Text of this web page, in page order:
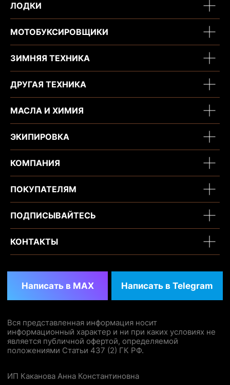
ЛОДКИ
МОТОБУКСИРОВЩИКИ
ЗИМНЯЯ ТЕХНИКА
ДРУГАЯ ТЕХНИКА
МАСЛА И ХИМИЯ
ЭКИПИРОВКА
КОМПАНИЯ
ПОКУПАТЕЛЯМ
ПОДПИСЫВАЙТЕСЬ
КОНТАКТЫ